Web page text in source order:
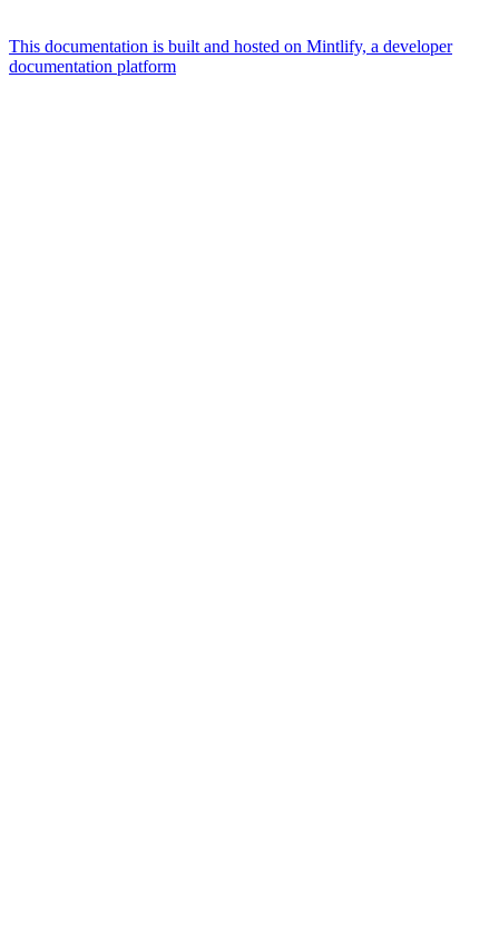
This documentation is built and hosted on Mintlify, a developer
documentation platform